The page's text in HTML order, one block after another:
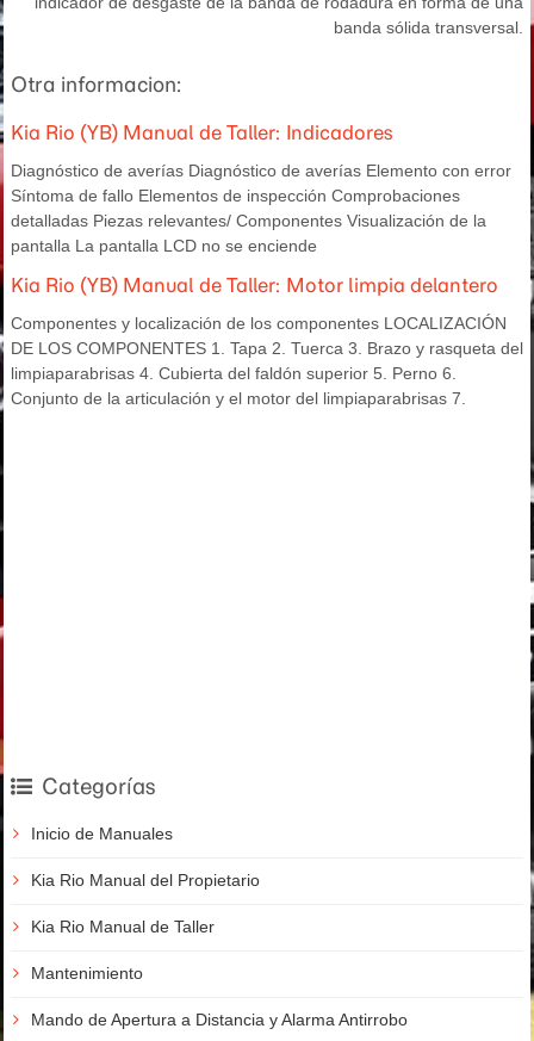
banda sólida transversal.
Otra informacion:
Kia Rio (YB) Manual de Taller: Indicadores
Diagnóstico de averías Diagnóstico de averías Elemento con error
Síntoma de fallo Elementos de inspección Comprobaciones
detalladas Piezas relevantes/ Componentes Visualización de la
pantalla La pantalla LCD no se enciende
Kia Rio (YB) Manual de Taller: Motor limpia delantero
Componentes y localización de los componentes LOCALIZACIÓN
DE LOS COMPONENTES 1. Tapa 2. Tuerca 3. Brazo y rasqueta del
limpiaparabrisas 4. Cubierta del faldón superior 5. Perno 6.
Conjunto de la articulación y el motor del limpiaparabrisas 7.
Categorías
Inicio de Manuales
Kia Rio Manual del Propietario
Kia Rio Manual de Taller
Mantenimiento
Mando de Apertura a Distancia y Alarma Antirrobo